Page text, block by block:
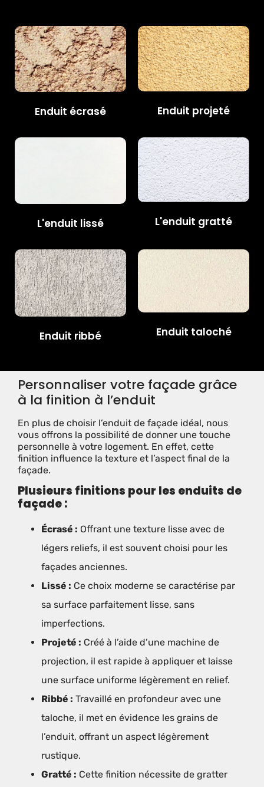
Enduit écrasé Enduit projeté
L'enduit lissé L'enduit gratté
Enduit ribbé Enduit taloché
Personnaliser votre façade grâce
à la finition à l’enduit
En plus de choisir l’enduit de façade idéal, nous
vous offrons la possibilité de donner une touche
personnelle à votre logement. En effet, cette
finition influence la texture et l’aspect final de la
façade.
Plusieurs finitions pour les enduits de
façade :
Écrasé : Offrant une texture lisse avec de
légers reliefs, il est souvent choisi pour les
façades anciennes.
Lissé : Ce choix moderne se caractérise par
sa surface parfaitement lisse, sans
imperfections.
Projeté : Créé à l’aide d’une machine de
projection, il est rapide à appliquer et laisse
une surface uniforme légèrement en relief.
Ribbé : Travaillé en profondeur avec une
taloche, il met en évidence les grains de
l’enduit, offrant un aspect légèrement
rustique.
Gratté : Cette finition nécessite de gratter